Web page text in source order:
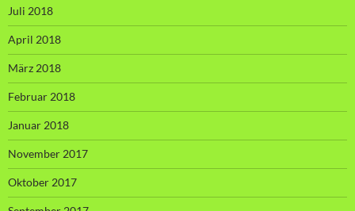
Juli 2018
April 2018
März 2018
Februar 2018
Januar 2018
November 2017
Oktober 2017